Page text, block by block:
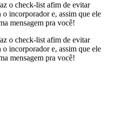
o check-list afim de evitar
incorporador e, assim que ele
mensagem pra você!
o check-list afim de evitar
incorporador e, assim que ele
mensagem pra você!